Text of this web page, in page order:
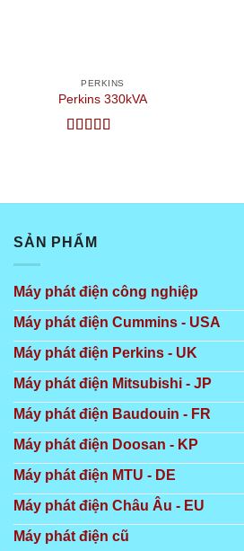
PERKINS
Perkins 330kVA
SẢN PHẨM
Máy phát điện công nghiệp
Máy phát điện Cummins - USA
Máy phát điện Perkins - UK
Máy phát điện Mitsubishi - JP
Máy phát điện Baudouin - FR
Máy phát điện Doosan - KP
Máy phát điện MTU - DE
Máy phát điện Châu Âu - EU
Máy phát điện cũ